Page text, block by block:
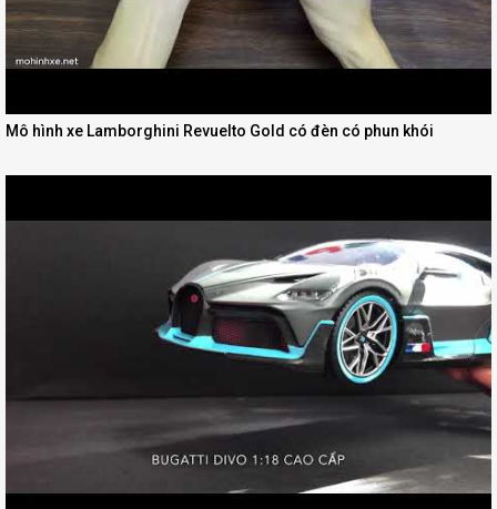
Mô hình xe Lamborghini Revuelto Gold có đèn có phun khói